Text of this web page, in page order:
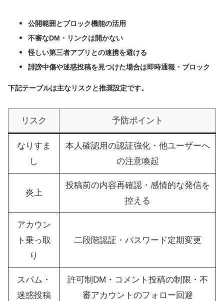
公開範囲とブロック機能の活用
不審なDM・リンクは開かない
怪しい第三者アプリとの連携を避ける
誹謗中傷や迷惑投稿を見つけた場合は即時通報・ブロック
下記テーブルは主なリスクと推奨設定です。
リスク 予防ポイント
なりすま
し
本人確認用の認証強化・他ユーザーへ
の注意喚起
炎上
投稿前の内容再確認・感情的な発信を
控える
アカウン
ト乗っ取
り
二段階認証・パスワード定期変更
スパム・
迷惑投稿
許可制DM・コメント投稿の制限・不
審アカウントのフォロー回避